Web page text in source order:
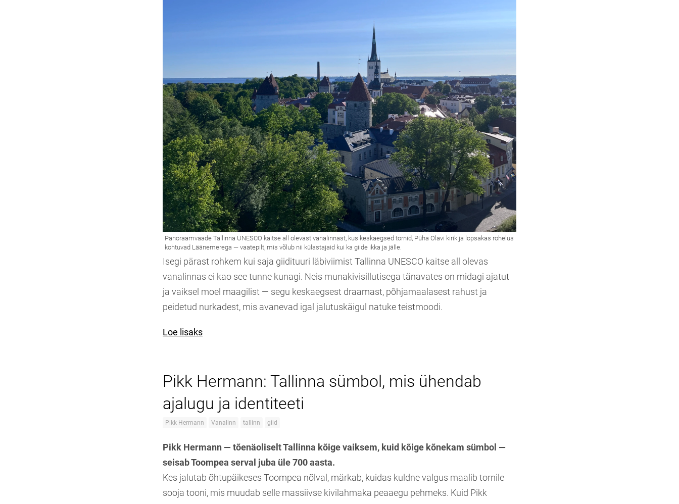
Isegi pärast rohkem kui saja giidituuri läbiviimist Tallinna UNESCO kaitse all olevas
vanalinnas ei kao see tunne kunagi. Neis munakivisillutisega tänavates on midagi ajatut
ja vaiksel moel maagilist — segu keskaegsest draamast, põhjamaalasest rahust ja
peidetud nurkadest, mis avanevad igal jalutuskäigul natuke teistmoodi.
Loe lisaks
Pikk Hermann: Tallinna sümbol, mis ühendab
ajalugu ja identiteeti
Pikk Hermann Vanalinn tallinn giid
Pikk Hermann — tõenäoliselt Tallinna kõige vaiksem, kuid kõige kõnekam sümbol —
seisab Toompea serval juba üle 700 aasta.
Kes jalutab õhtupäikeses Toompea nõlval, märkab, kuidas kuldne valgus maalib tornile
sooja tooni, mis muudab selle massiivse kivilahmaka peaaegu pehmeks. Kuid Pikk